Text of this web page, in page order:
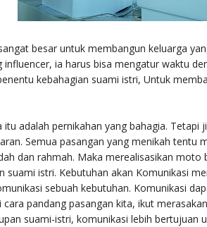
besar untuk membangun keluarga
influencer, ia harus bisa mengatur waktu
kebahagian suami istri, Untuk
itu adalah pernikahan yang bahagia. Tetapi
Semua pasangan yang menikah tentu
dan rahmah. Maka merealisasikan
suami istri. Kebutuhan akan Komunikasi
sebuah kebutuhan. Komunikasi
pandang pasangan kita, ikut
suami-istri, komunikasi lebih bertujuan